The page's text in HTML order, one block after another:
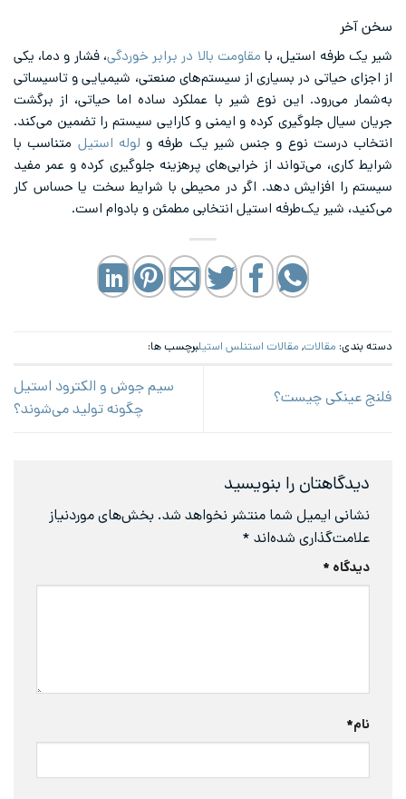
سخن آخر
شیر یک طرفه استیل، با مقاومت بالا در برابر خوردگی، فشار و دما، یکی
از اجزای حیاتی در بسیاری از سیستم‌های صنعتی، شیمیایی و تاسیساتی
به‌شمار می‌رود. این نوع شیر با عملکرد ساده اما حیاتی، از برگشت
جریان سیال جلوگیری کرده و ایمنی و کارایی سیستم را تضمین می‌کند.
انتخاب درست نوع و جنس شیر یک طرفه و لوله استیل متناسب با
شرایط کاری، می‌تواند از خرابی‌های پرهزینه جلوگیری کرده و عمر مفید
سیستم را افزایش دهد. اگر در محیطی با شرایط سخت یا حساس کار
می‌کنید، شیر یک‌طرفه استیل انتخابی مطمئن و بادوام است.
دسته بندی: مقالات, مقالات استنلس استیلبرچسب ها:
فلنج عینکی چیست؟
سیم جوش و الکترود استیل
چگونه تولید می‌شوند؟
دیدگاهتان را بنویسید
نشانی ایمیل شما منتشر نخواهد شد. بخش‌های موردنیاز
علامت‌گذاری شده‌اند *
دیدگاه *
نام*